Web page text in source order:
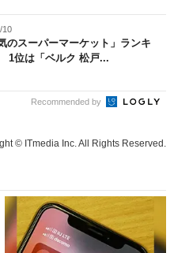
10
のスーパーマーケット」ランキ
1位は「ベルク 松戸...
Recommended by
© ITmedia Inc. All Rights Reserved.